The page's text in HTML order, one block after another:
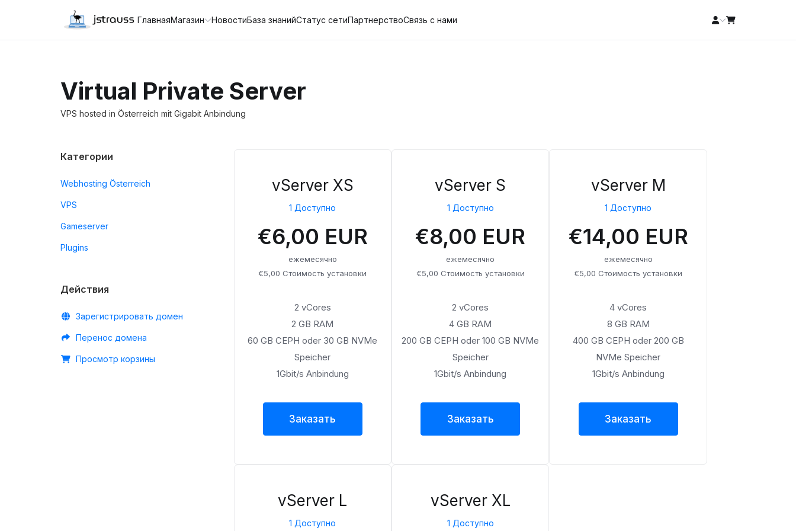
ГлавнаяМагазин НовостиБаза знанийСтатус сетиПартнерствоСвязь с нами
Virtual Private Server
VPS hosted in Österreich mit Gigabit Anbindung
Категории
Webhosting Österreich
VPS
Gameserver
Plugins
Действия
Зарегистрировать домен
Перенос домена
Просмотр корзины
vServer XS
1 Доступно
€6,00 EUR
ежемесячно
€5,00 Стоимость установки
2 vCores
2 GB RAM
60 GB CEPH oder 30 GB NVMe
Speicher
1Gbit/s Anbindung
Заказать
vServer S
1 Доступно
€8,00 EUR
ежемесячно
€5,00 Стоимость установки
2 vCores
4 GB RAM
200 GB CEPH oder 100 GB NVMe
Speicher
1Gbit/s Anbindung
Заказать
vServer M
1 Доступно
€14,00 EUR
ежемесячно
€5,00 Стоимость установки
4 vCores
8 GB RAM
400 GB CEPH oder 200 GB
NVMe Speicher
1Gbit/s Anbindung
Заказать
vServer L
1 Доступно
vServer XL
1 Доступно